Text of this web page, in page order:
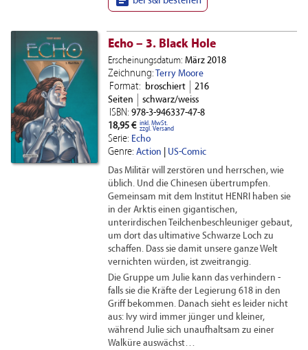
Echo – 3. Black Hole
Erscheinungsdatum: März 2018
Zeichnung: Terry Moore
Format: broschiert
216
Seiten
schwarz/weiss
ISBN: 978-3-946337-47-8
18,95 € inkl. MwSt.
zzgl. Versand
Serie: Echo
Genre: Action
US-Comic
Das Militär will zerstören und herrschen, wie
üblich. Und die Chinesen übertrumpfen.
Gemeinsam mit dem Institut HENRI haben sie
in der Arktis einen gigantischen,
unterirdischen Teilchenbeschleuniger gebaut,
um dort das ultimative Schwarze Loch zu
schaffen. Dass sie damit unsere ganze Welt
vernichten würden, ist zweitrangig.
Die Gruppe um Julie kann das verhindern -
falls sie die Kräfte der Legierung 618 in den
Griff bekommen. Danach sieht es leider nicht
aus: Ivy wird immer jünger und kleiner,
während Julie sich unaufhaltsam zu einer
Walküre auswächst…